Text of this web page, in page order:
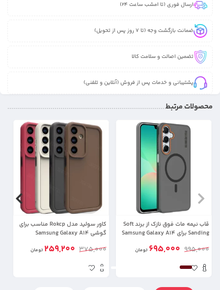
ارسال فوری (تا امشب ساعت 24)
ضمانت بازگشت وجه (تا 7 روز پس از تحویل)
تضمین اصالت و سلامت کالا
پشتیبانی و خدمات پس از فروش (آنلاین و تلفنی)
محصولات مرتبط
قاب نیمه مات فوق نازک از برند Soft
Sanding برای Samsung Galaxy A14
995,000
695,000 تومان
کاور سولید مدل Rokcp مناسب برای
گوشی Samsung Galaxy A14
375,000
259,200 تومان